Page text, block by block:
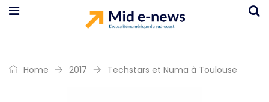
Home 2017 Techstars et Numa à Toulouse